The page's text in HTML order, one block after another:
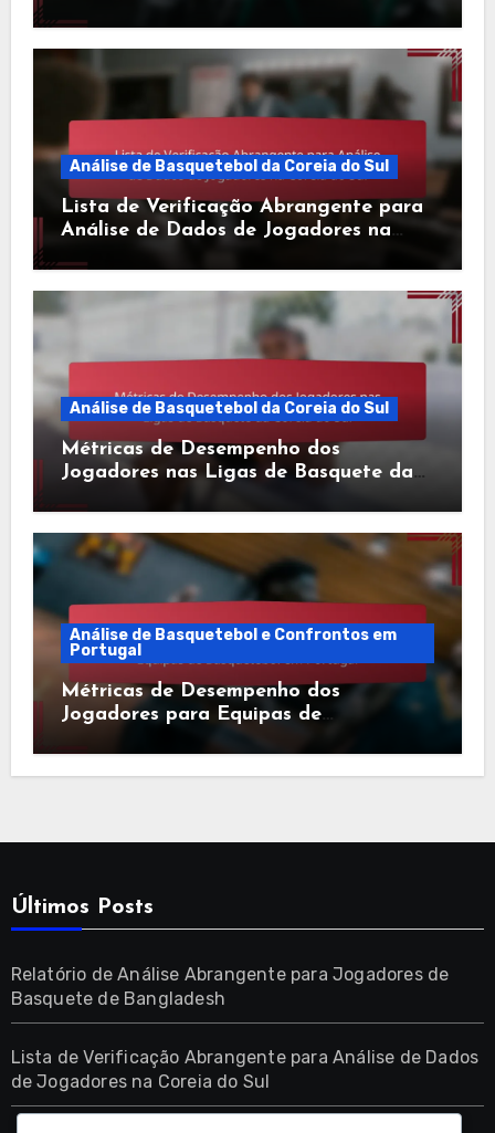
Análise de Basquetebol da Coreia do Sul
Lista de Verificação Abrangente para
Análise de Dados de Jogadores na
Coreia do Sul
Análise de Basquetebol da Coreia do Sul
Métricas de Desempenho dos
Jogadores nas Ligas de Basquete da
Análise de Basquetebol e Confrontos em
Portugal
Métricas de Desempenho dos
Jogadores para Equipas de
Basquetebol em Portugal
Últimos Posts
Relatório de Análise Abrangente para Jogadores de
Basquete de Bangladesh
Lista de Verificação Abrangente para Análise de Dados
de Jogadores na Coreia do Sul